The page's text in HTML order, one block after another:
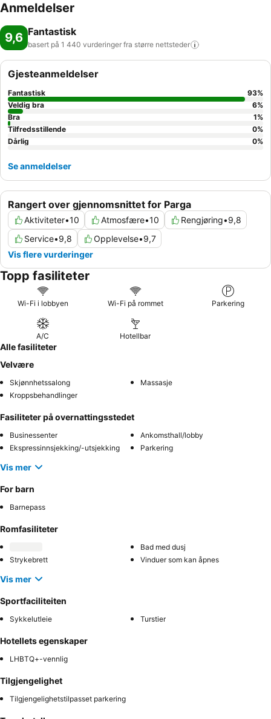
Anmeldelser
9,6 Fantastisk
basert på 1 440 vurderinger fra større nettsteder
Rangert over gjennomsnittet for Parga
Aktiviteter•10 Atmosfære•10 Rengjøring•9,8
Service•9,8 Opplevelse•9,7
Vis flere vurderinger
Gjesteanmeldelser
Fantastisk 93%
Veldig bra
6%
Bra
1%
Tilfredsstillende
0%
Dårlig
0%
Se anmeldelser
Topp fasiliteter
Wi-Fi i lobbyen Wi-Fi på rommet Parkering
A/C Hotellbar
Alle fasiliteter
Velvære
Skjønnhetssalong
Massasje
Kroppsbehandlinger
Fasiliteter på overnattingsstedet
Businessenter
Ankomsthall/lobby
Ekspressinnsjekking/-utsjekking
Parkering
Vis mer
For barn
Barnepass
Romfasiliteter
Bad med dusj
Strykebrett
Vinduer som kan åpnes
Vis mer
Sportfaciliteiten
Sykkelutleie Turstier
Hotellets egenskaper
LHBTQ+-vennlig
Tilgjengelighet
Tilgjengelighetstilpasset parkering